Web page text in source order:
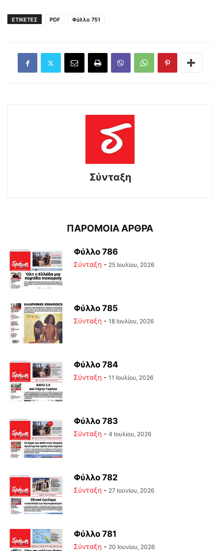
ΕΤΙΚΕΤΕΣ PDF Φύλλο 751
Σύνταξη
ΠΑΡΟΜΟΙΑ ΑΡΘΡΑ
Φύλλο 786
Σύνταξη - 25 Ιουλίου, 2026
Φύλλο 785
Σύνταξη - 18 Ιουλίου, 2026
Φύλλο 784
Σύνταξη - 11 Ιουλίου, 2026
Φύλλο 783
Σύνταξη - 4 Ιουλίου, 2026
Φύλλο 782
Σύνταξη - 27 Ιουνίου, 2026
Φύλλο 781
Σύνταξη - 20 Ιουνίου, 2026